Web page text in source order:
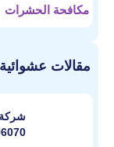
مكافحة الحشرات
مقالات عشوائية
شركة